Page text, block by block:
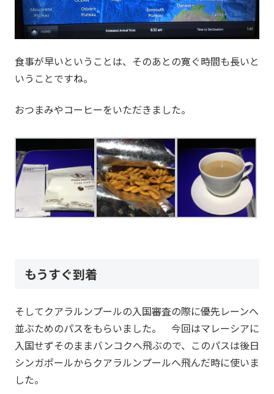
食事が早いということは、そのあとの寛ぐ時間も長いと
いうことですね。
おつまみやコーヒーをいただきました。
もうすぐ到着
そしてクアラルンプールの入国審査の際に優先レーンへ
並ぶためのパスをもらいました。 今回はマレーシアに
入国せずそのままバンコクへ飛ぶので、このパスは後日
シンガポールからクアラルンプールへ飛んだ時に使いま
した。